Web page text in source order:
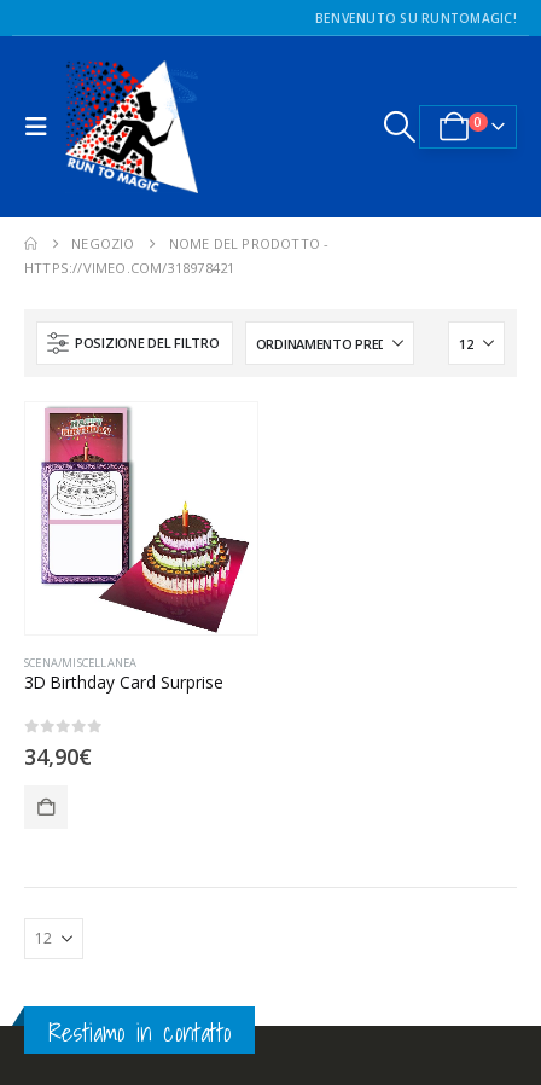
BENVENUTO SU RUNTOMAGIC!
0
NEGOZIO
NOME DEL PRODOTTO -
HTTPS://VIMEO.COM/318978421
POSIZIONE DEL FILTRO
SCENA/MISCELLANEA
3D Birthday Card Surprise
34,90€
Restiamo in contatto